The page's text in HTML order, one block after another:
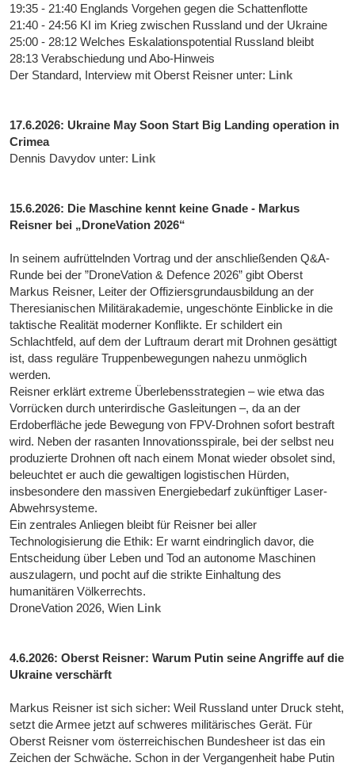
19:35 - 21:40 Englands Vorgehen gegen die Schattenflotte
21:40 - 24:56 KI im Krieg zwischen Russland und der Ukraine
25:00 - 28:12 Welches Eskalationspotential Russland bleibt
28:13 Verabschiedung und Abo-Hinweis
Der Standard, Interview mit Oberst Reisner unter: Link
17.6.2026: Ukraine May Soon Start Big Landing operation in
Crimea
Dennis Davydov unter: Link
15.6.2026: Die Maschine kennt keine Gnade - Markus
Reisner bei „DroneVation 2026“
In seinem aufrüttelnden Vortrag und der anschließenden Q&A-
Runde bei der ”DroneVation & Defence 2026” gibt Oberst
Markus Reisner, Leiter der Offiziersgrundausbildung an der
Theresianischen Militärakademie, ungeschönte Einblicke in die
taktische Realität moderner Konflikte. Er schildert ein
Schlachtfeld, auf dem der Luftraum derart mit Drohnen gesättigt
ist, dass reguläre Truppenbewegungen nahezu unmöglich
werden.
Reisner erklärt extreme Überlebensstrategien – wie etwa das
Vorrücken durch unterirdische Gasleitungen –, da an der
Erdoberfläche jede Bewegung von FPV-Drohnen sofort bestraft
wird. Neben der rasanten Innovationsspirale, bei der selbst neu
produzierte Drohnen oft nach einem Monat wieder obsolet sind,
beleuchtet er auch die gewaltigen logistischen Hürden,
insbesondere den massiven Energiebedarf zukünftiger Laser-
Abwehrsysteme.
Ein zentrales Anliegen bleibt für Reisner bei aller
Technologisierung die Ethik: Er warnt eindringlich davor, die
Entscheidung über Leben und Tod an autonome Maschinen
auszulagern, und pocht auf die strikte Einhaltung des
humanitären Völkerrechts.
DroneVation 2026, Wien Link
4.6.2026: Oberst Reisner: Warum Putin seine Angriffe auf die
Ukraine verschärft
Markus Reisner ist sich sicher: Weil Russland unter Druck steht,
setzt die Armee jetzt auf schweres militärisches Gerät. Für
Oberst Reisner vom österreichischen Bundesheer ist das ein
Zeichen der Schwäche. Schon in der Vergangenheit habe Putin